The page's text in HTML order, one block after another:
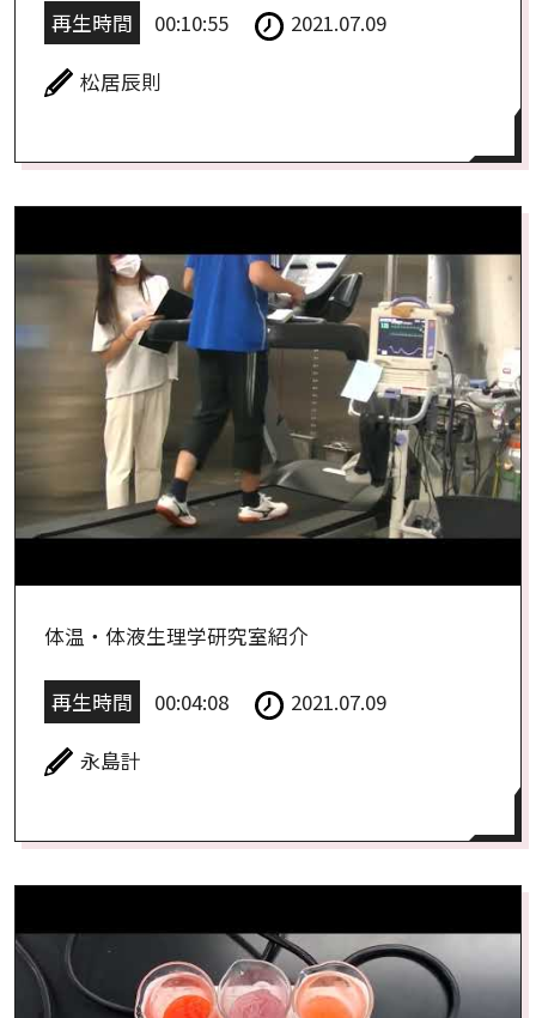
再生時間 00:10:55 2021.07.09
松居辰則
体温・体液生理学研究室紹介
再生時間 00:04:08 2021.07.09
永島計